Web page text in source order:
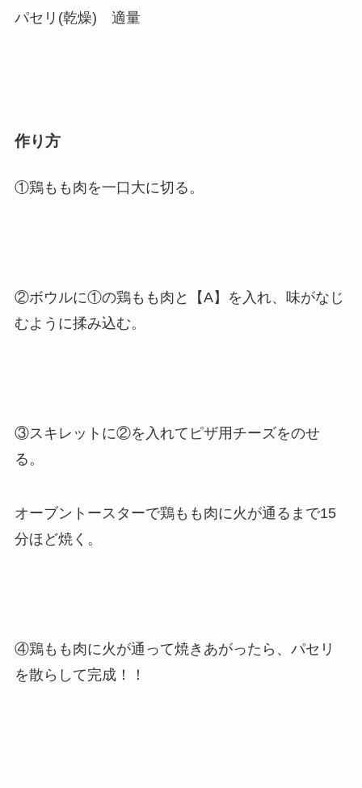
パセリ(乾燥) 適量
作り方
①鶏もも肉を一口大に切る。
②ボウルに①の鶏もも肉と【A】を入れ、味がなじ
むように揉み込む。
③スキレットに②を入れてピザ用チーズをのせ
る。
オーブントースターで鶏もも肉に火が通るまで15
分ほど焼く。
④鶏もも肉に火が通って焼きあがったら、パセリ
を散らして完成！！